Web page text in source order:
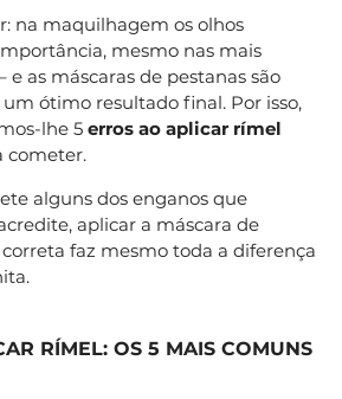
na maquilhagem os olhos
mesmo nas mais
e as máscaras de pestanas são
ótimo resultado final. Por isso,
lhe 5 erros ao aplicar rímel
cometer.
alguns dos enganos que
aplicar a máscara de
faz mesmo toda a diferença
RÍMEL: OS 5 MAIS COMUNS